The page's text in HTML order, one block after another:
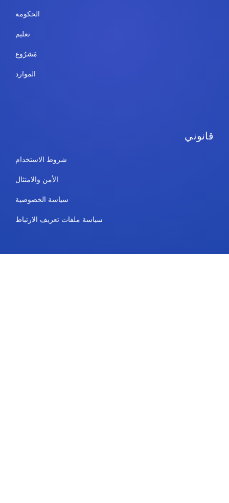
الحكومة
تعليم
مَشرُوع
الموارد
قانوني
شروط الاستخدام
الأمن والامتثال
سياسة الخصوصية
سياسة ملفات تعريف الارتباط